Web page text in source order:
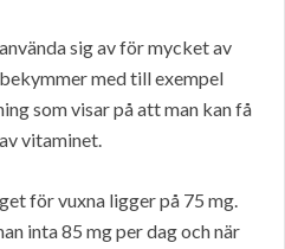
sig av för mycket av
med till exempel
som visar på att man kan få
vitaminet.
för vuxna ligger på 75 mg.
inta 85 mg per dag och när